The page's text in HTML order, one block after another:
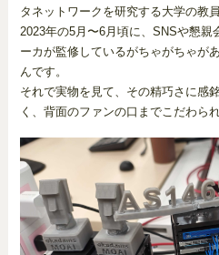
タネットワークを研究する大学の教
2023年の5月〜6月頃に、SNSや懇親
ーカが監修しているがちゃがちゃが
んです。
それで実物を見て、その精巧さに感
く、背面のファンの口までこだわら